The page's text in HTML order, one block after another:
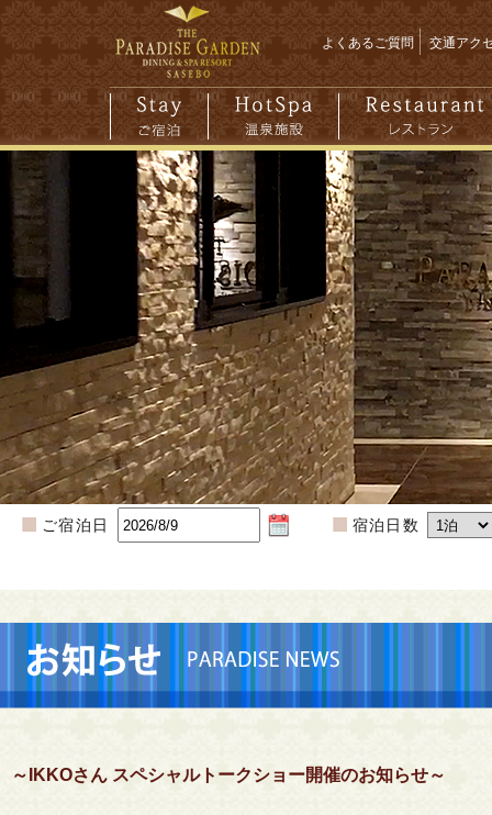
よくあるご質問 交通アク
ご宿泊日 宿泊日数
～IKKOさん スペシャルトークショー開催のお知らせ～